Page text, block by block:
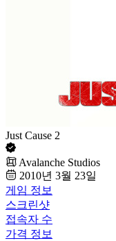
Just Cause 2
Avalanche Studios
2010년 3월 23일
게임 정보
스크린샷
접속자 수
가격 정보